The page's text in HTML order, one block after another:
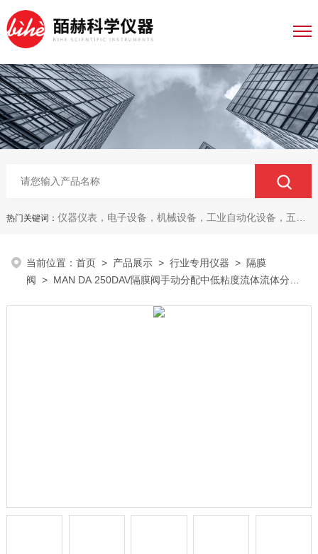
热门关键词： 仪器仪表，电子设备，机械设备，工业自动化设备，五金产品，电线电缆，金属材料，电子
当前位置：首页 > 产品展示 >行业专用仪器 > 隔膜
阀 > MAN DA 250DAV隔膜阀手动分配中低粘度流体流体分配